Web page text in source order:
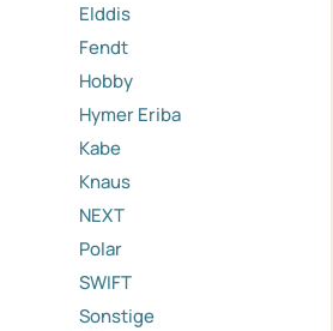
Elddis
Fendt
Hobby
Hymer Eriba
Kabe
Knaus
NEXT
Polar
SWIFT
Sonstige